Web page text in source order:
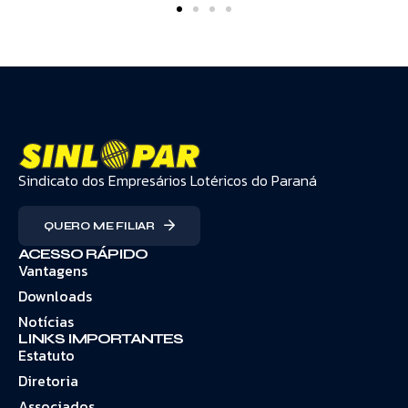
Sindicato dos Empresários Lotéricos do Paraná
QUERO ME FILIAR
ACESSO RÁPIDO
Vantagens
Downloads
Notícias
LINKS IMPORTANTES
Estatuto
Diretoria